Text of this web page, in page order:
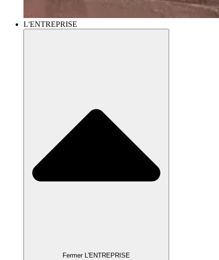
L'ENTREPRISE
Fermer L'ENTREPRISE